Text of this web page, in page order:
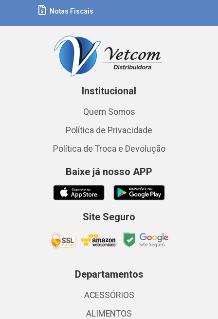
Notas Fiscais
Institucional
Quem Somos
Política de Privacidade
Política de Troca e Devolução
Baixe já nosso APP
Site Seguro
Departamentos
ACESSÓRIOS
ALIMENTOS